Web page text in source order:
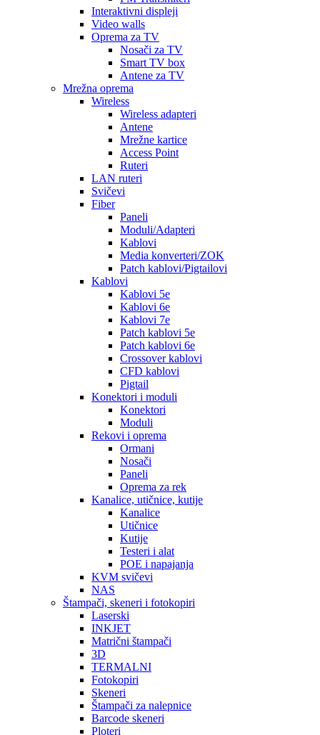
Interaktivni displeji
Video walls
Oprema za TV
Nosači za TV
Smart TV box
Antene za TV
Mrežna oprema
Wireless
Wireless adapteri
Antene
Mrežne kartice
Access Point
Ruteri
LAN ruteri
Svičevi
Fiber
Paneli
Moduli/Adapteri
Kablovi
Media konverteri/ZOK
Patch kablovi/Pigtailovi
Kablovi
Kablovi 5e
Kablovi 6e
Kablovi 7e
Patch kablovi 5e
Patch kablovi 6e
Crossover kablovi
CFD kablovi
Pigtail
Konektori i moduli
Konektori
Moduli
Rekovi i oprema
Ormani
Nosači
Paneli
Oprema za rek
Kanalice, utičnice, kutije
Kanalice
Utičnice
Kutije
Testeri i alat
POE i napajanja
KVM svičevi
NAS
Štampači, skeneri i fotokopiri
Laserski
INKJET
Matrični štampači
3D
TERMALNI
Fotokopiri
Skeneri
Štampači za nalepnice
Barcode skeneri
Ploteri